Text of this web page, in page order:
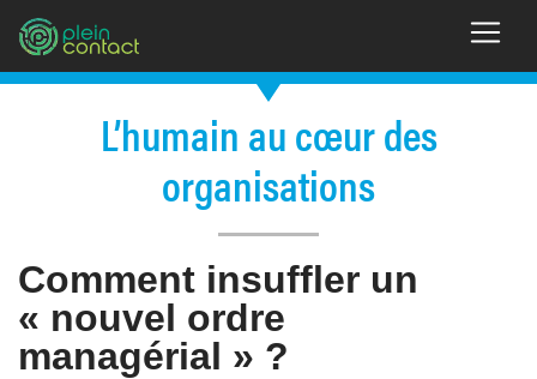
L’humain au cœur des
organisations
Comment insuffler un
« nouvel ordre
managérial » ?